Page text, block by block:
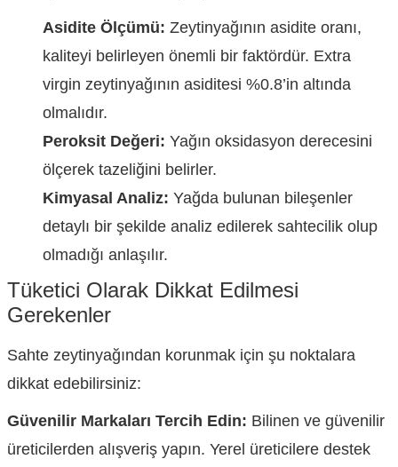
Asidite Ölçümü: Zeytinyağının asidite oranı,
kaliteyi belirleyen önemli bir faktördür. Extra
virgin zeytinyağının asiditesi %0.8’in altında
olmalıdır.
Peroksit Değeri: Yağın oksidasyon derecesini
ölçerek tazeliğini belirler.
Kimyasal Analiz: Yağda bulunan bileşenler
detaylı bir şekilde analiz edilerek sahtecilik olup
olmadığı anlaşılır.
Tüketici Olarak Dikkat Edilmesi
Gerekenler
Sahte zeytinyağından korunmak için şu noktalara
dikkat edebilirsiniz:
Güvenilir Markaları Tercih Edin: Bilinen ve güvenilir
üreticilerden alışveriş yapın. Yerel üreticilere destek